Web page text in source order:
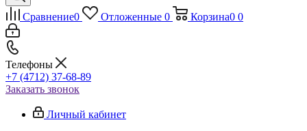
Сравнение0 Отложенные 0 Корзина0 0
Телефоны
+7 (4712) 37-68-89
Заказать звонок
Личный кабинет